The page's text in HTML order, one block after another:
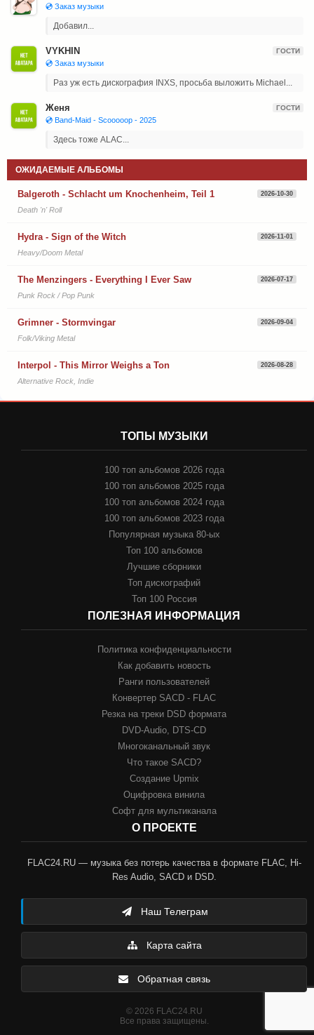
💿 Заказ музыки
Добавил...
VYKHIN ГОСТИ
💿 Заказ музыки
Раз уж есть дискография INXS, просьба выложить Michael...
Женя ГОСТИ
💿 Band-Maid - Scooooop - 2025
Здесь тоже ALAC...
ОЖИДАЕМЫЕ АЛЬБОМЫ
Balgeroth - Schlacht um Knochenheim, Teil 1 2026-10-30
Death 'n' Roll
Hydra - Sign of the Witch 2026-11-01
Heavy/Doom Metal
The Menzingers - Everything I Ever Saw 2026-07-17
Punk Rock / Pop Punk
Grimner - Stormvingar 2026-09-04
Folk/Viking Metal
Interpol - This Mirror Weighs a Ton 2026-08-28
Alternative Rock, Indie
ТОПЫ МУЗЫКИ
100 топ альбомов 2026 года
100 топ альбомов 2025 года
100 топ альбомов 2024 года
100 топ альбомов 2023 года
Популярная музыка 80-ых
Топ 100 альбомов
Лучшие сборники
Топ дискографий
Топ 100 Россия
ПОЛЕЗНАЯ ИНФОРМАЦИЯ
Политика конфиденциальности
Как добавить новость
Ранги пользователей
Конвертер SACD - FLAC
Резка на треки DSD формата
DVD-Audio, DTS-CD
Многоканальный звук
Что такое SACD?
Создание Upmix
Оцифровка винила
Софт для мультиканала
О ПРОЕКТЕ
FLAC24.RU — музыка без потерь качества в формате FLAC, Hi-
Res Audio, SACD и DSD.
Наш Телеграм
Карта сайта
Обратная связь
© 2026 FLAC24.RU
Все права защищены.